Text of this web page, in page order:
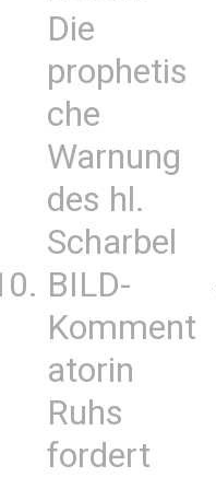
Die
prophetis
che
Warnung
des hl.
Scharbel
BILD-
Komment
atorin
Ruhs
fordert